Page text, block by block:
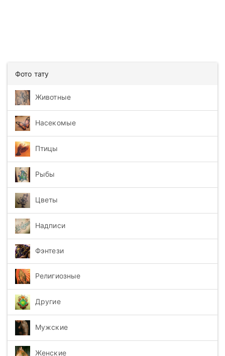
Фото тату
Животные
Насекомые
Птицы
Рыбы
Цветы
Надписи
Фэнтези
Религиозные
Другие
Мужские
Женские